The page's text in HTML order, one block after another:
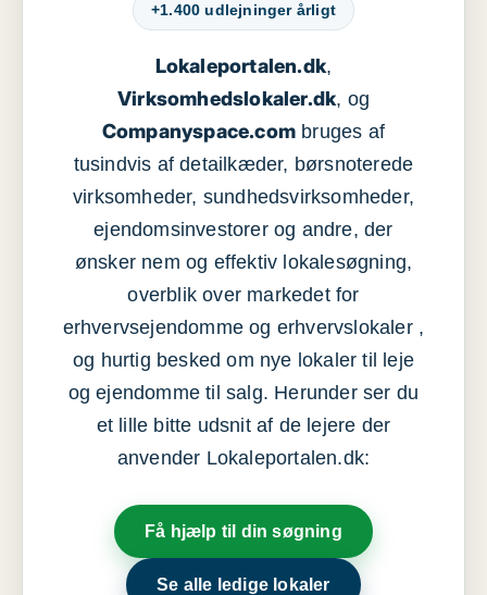
+1.400 udlejninger årligt
Lokaleportalen.dk,
Virksomhedslokaler.dk, og
Companyspace.com bruges af
tusindvis af detailkæder, børsnoterede
virksomheder, sundhedsvirksomheder,
ejendomsinvestorer og andre, der
ønsker nem og effektiv lokalesøgning,
overblik over markedet for
erhvervsejendomme og erhvervslokaler ,
og hurtig besked om nye lokaler til leje
og ejendomme til salg. Herunder ser du
et lille bitte udsnit af de lejere der
anvender Lokaleportalen.dk:
Få hjælp til din søgning
Se alle ledige lokaler